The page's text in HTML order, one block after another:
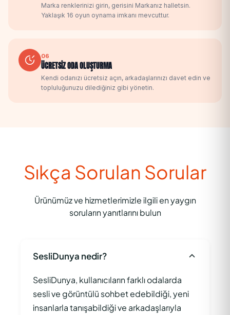
Marka renklerinizi girin, gerisini Markanız halletsin.
Yaklaşık 16 oyun oynama imkanı mevcuttur.
06
ÜCRETSİZ ODA OLUŞTURMA
Kendi odanızı ücretsiz açın, arkadaşlarınızı davet edin ve
topluluğunuzu dilediğiniz gibi yönetin.
Sıkça Sorulan Sorular
Ürünümüz ve hizmetlerimizle ilgili en yaygın
soruların yanıtlarını bulun
SesliDunya nedir?
SesliDunya, kullanıcıların farklı odalarda
sesli ve görüntülü sohbet edebildiği, yeni
insanlarla tanışabildiği ve arkadaşlarıyla